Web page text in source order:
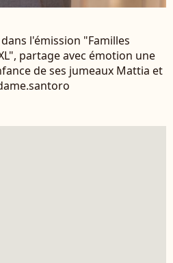
l'émission "Familles
partage avec émotion une
de ses jumeaux Mattia et